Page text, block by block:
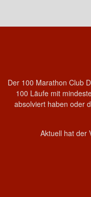
Der 100 Marathon Club
100 Läufe mit
absolviert haben oder
Aktuell hat der